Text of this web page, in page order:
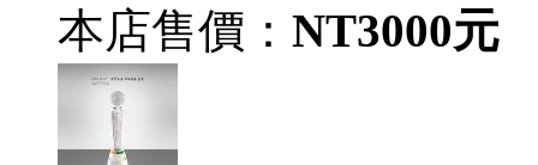
本店售價： NT3000元